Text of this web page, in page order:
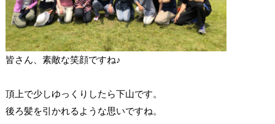
皆さん、素敵な笑顔ですね♪
頂上で少しゆっくりしたら下山です。
後ろ髪を引かれるような思いですね。